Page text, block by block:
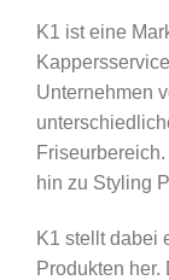
K1 ist eine
Unternehmen
hin zu Styling
K1 stellt dabei
Produkten